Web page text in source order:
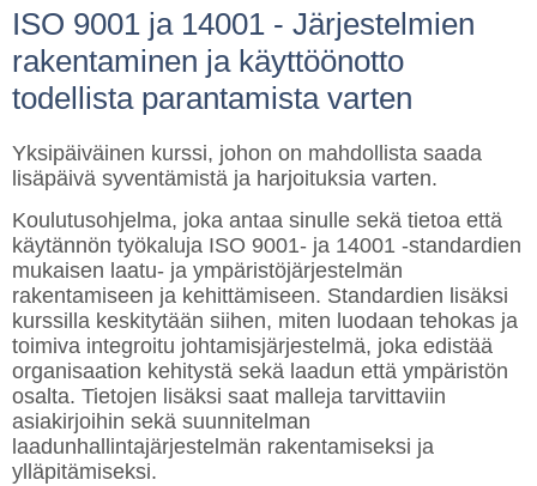
ISO 9001 ja 14001 - Järjestelmien
rakentaminen ja käyttöönotto
todellista parantamista varten
Yksipäiväinen kurssi, johon on mahdollista saada
lisäpäivä syventämistä ja harjoituksia varten.
Koulutusohjelma, joka antaa sinulle sekä tietoa että
käytännön työkaluja ISO 9001- ja 14001 -standardien
mukaisen laatu- ja ympäristöjärjestelmän
rakentamiseen ja kehittämiseen. Standardien lisäksi
kurssilla keskitytään siihen, miten luodaan tehokas ja
toimiva integroitu johtamisjärjestelmä, joka edistää
organisaation kehitystä sekä laadun että ympäristön
osalta. Tietojen lisäksi saat malleja tarvittaviin
asiakirjoihin sekä suunnitelman
laadunhallintajärjestelmän rakentamiseksi ja
ylläpitämiseksi.